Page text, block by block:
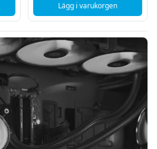
6 Plus - (A1524) Vibratorbyte
Lägg i varukorgen
, Apple iPhone 6